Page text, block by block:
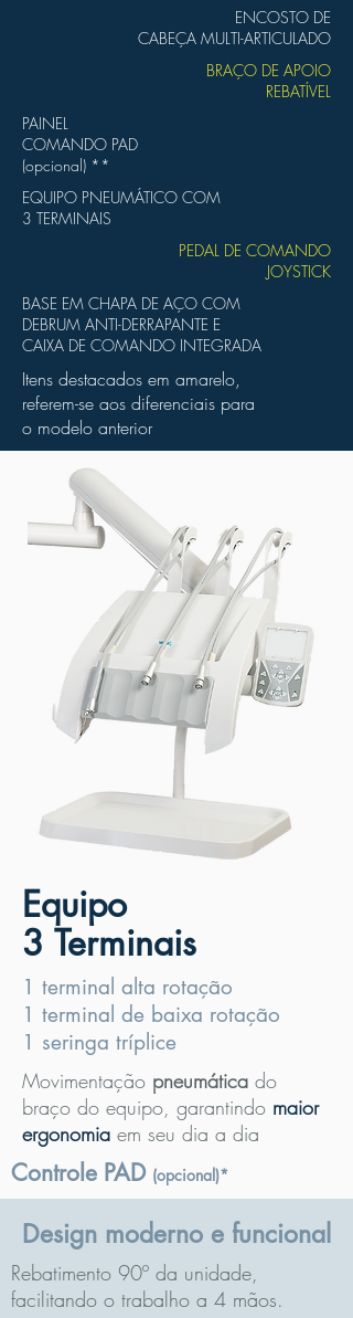
ENCOSTO DE
CABEÇA MULTI-ARTICULADO
BRAÇO DE APOIO
REBATÍVEL
PAINEL
COMANDO PAD
(opcional) **
EQUIPO PNEUMÁTICO COM
3 TERMINAIS
PEDAL DE COMANDO
JOYSTICK
BASE EM CHAPA DE AÇO COM
DEBRUM ANTI-DERRAPANTE E
CAIXA DE COMANDO INTEGRADA
Itens destacados em amarelo,
referem-se aos diferenciais para
o modelo anterior
Equipo
3 Terminais
1 terminal alta rotação
1 terminal de baixa rotação
1 seringa tríplice
Movimentação pneumática do
braço do equipo, garantindo maior
ergonomia em seu dia a dia
Controle PAD (opcional)*
Design moderno e funcional
Rebatimento 90º da unidade,
facilitando o trabalho a 4 mãos.